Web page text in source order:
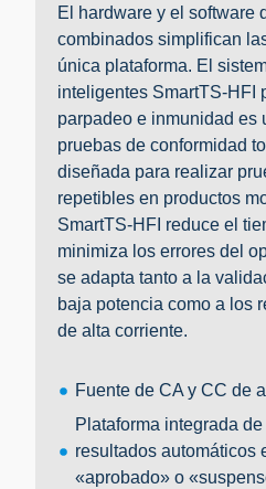
El hardware y el software
combinados simplifican
única plataforma. El
inteligentes SmartTS-HFI
parpadeo e inmunidad es
pruebas de conformidad
diseñada para realizar
repetibles en productos
SmartTS-HFI reduce el
minimiza los errores del
se adapta tanto a la
baja potencia como a los
de alta corriente.
Fuente de CA y CC de
Plataforma integrada
resultados automáticos
«aprobado» o